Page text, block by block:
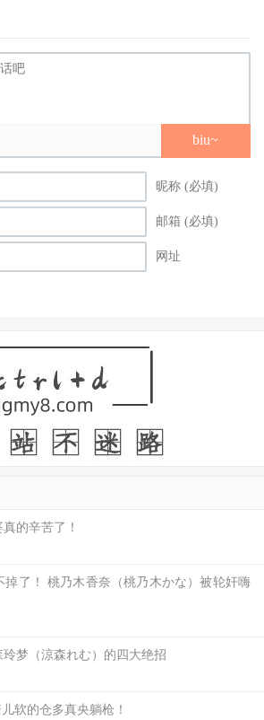
并不是三上悠亜及高桥しょう子(高桥
是知名度不低的写真偶像，再加上身
再出发还是会大成功的，安位カヲ
以期待TEK-100这番号会是超超超超超
，甚至有可能连妹子本人也没想到会变
次玩梗与影迷互动以及美照连发，她
成功，现在已经是现役艺人的第一人，
过10万⋯
思就是她已经成为具有日本全国知名度
新兴片商Faleno发动银弹攻势，自顶
人惊觉这家片商意在取代S1成为业界
biu~
昵称 (必填)
邮箱 (必填)
网址
的辛苦了！
掉了！ 桃乃木香奈（桃乃木かな）被轮奸嗨
玲梦（涼森れむ）的四大绝招
软的仓多真央躺枪！